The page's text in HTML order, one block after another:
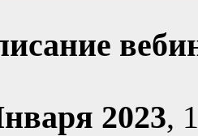
2023,